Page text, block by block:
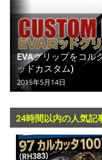
EVAグリップをコル
ッドカスタム)
2015年5月14日
24時間以内の人気記